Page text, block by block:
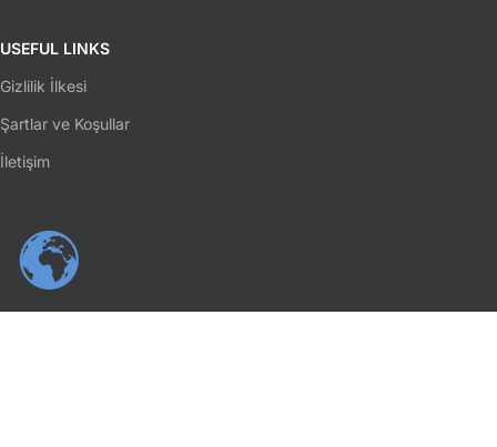
USEFUL LINKS
Gizlilik İlkesi
Şartlar ve Koşullar
İletişim